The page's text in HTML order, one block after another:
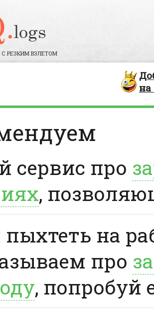
РЕЗКИМ ВЗЛЕТОМ
на
сервис про
,
пыхтеть на
про
, попробуй